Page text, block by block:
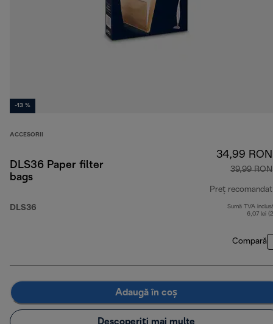
-13 %
ACCESORII
DLS36 Paper filter
bags
DLS36
34,99 RON
39,99 RON
Preț recomandat
Sumă TVA
6,07 lei
Compară
Adaugă în coș
Descoperiți mai multe